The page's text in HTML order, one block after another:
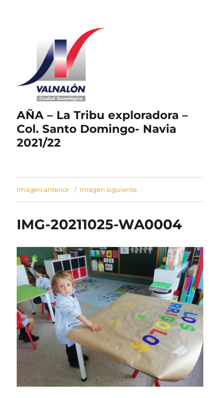
AÑA – La Tribu exploradora –
Col. Santo Domingo- Navia
2021/22
Imagen anterior Imagen siguiente
IMG-20211025-WA0004